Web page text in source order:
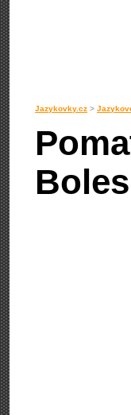
Jazykovky.cz >